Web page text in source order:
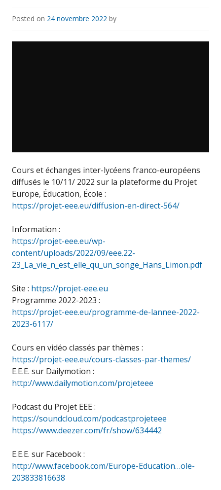
Posted on 24 novembre 2022 by
Cours et échanges inter-lycéens franco-européens
diffusés le 10/11/ 2022 sur la plateforme du Projet
Europe, Éducation, École :
https://projet-eee.eu/diffusion-en-direct-564/
Information :
https://projet-eee.eu/wp-
content/uploads/2022/09/eee.22-
23_La_vie_n_est_elle_qu_un_songe_Hans_Limon.pdf
Site : https://projet-eee.eu
Programme 2022-2023 :
https://projet-eee.eu/programme-de-lannee-2022-
2023-6117/
Cours en vidéo classés par thèmes :
https://projet-eee.eu/cours-classes-par-themes/
E.E.E. sur Dailymotion :
http://www.dailymotion.com/projeteee
Podcast du Projet EEE :
https://soundcloud.com/podcastprojeteee
https://www.deezer.com/fr/show/634442
E.E.E. sur Facebook :
http://www.facebook.com/Europe-Education…ole-
203833816638